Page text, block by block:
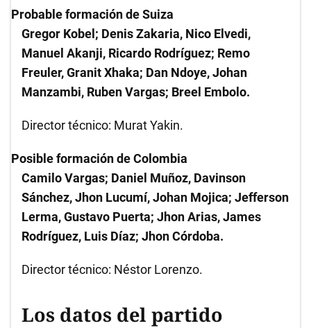
Probable formación de Suiza
Gregor Kobel; Denis Zakaria, Nico Elvedi,
Manuel Akanji, Ricardo Rodríguez; Remo
Freuler, Granit Xhaka; Dan Ndoye, Johan
Manzambi, Ruben Vargas; Breel Embolo.
Director técnico: Murat Yakin.
Posible formación de Colombia
Camilo Vargas; Daniel Muñoz, Davinson
Sánchez, Jhon Lucumí, Johan Mojica; Jefferson
Lerma, Gustavo Puerta; Jhon Arias, James
Rodríguez, Luis Díaz; Jhon Córdoba.
Director técnico: Néstor Lorenzo.
Los datos del partido